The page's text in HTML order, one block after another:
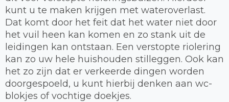
kunt u te maken krijgen met wateroverlast.
Dat komt door het feit dat het water niet door
het vuil heen kan komen en zo stank uit de
leidingen kan ontstaan. Een verstopte riolering
kan zo uw hele huishouden stilleggen. Ook kan
het zo zijn dat er verkeerde dingen worden
doorgespoeld, u kunt hierbij denken aan wc-
blokjes of vochtige doekjes.